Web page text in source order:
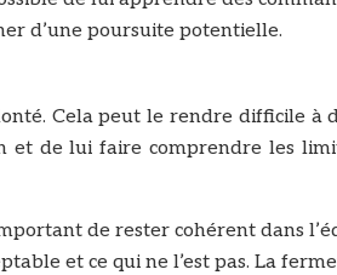
d’une poursuite potentielle.
Cela peut le rendre difficile à
et de lui faire comprendre les
de rester cohérent dans
et ce qui ne l’est pas. La